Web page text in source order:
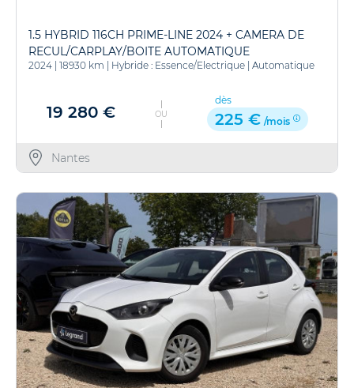
1.5 HYBRID 116CH PRIME-LINE 2024 + CAMERA DE
RECUL/CARPLAY/BOITE AUTOMATIQUE
2024 | 18930 km | Hybride : Essence/Electrique | Automatique
19 280 € OU
dès
225 € /mois
Nantes